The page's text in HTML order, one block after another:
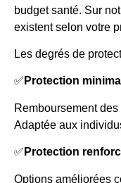
budget santé. Sur
existent selon votre
Les degrés de
✅ Protection
Remboursement
Adaptée aux
✅ Protection
Options améliorées